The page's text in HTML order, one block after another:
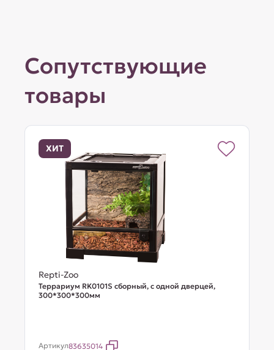
Сопутствующие
товары
ХИТ
Repti-Zoo
Террариум RK0101S сборный, с одной дверцей,
300*300*300мм
Артикул83635014